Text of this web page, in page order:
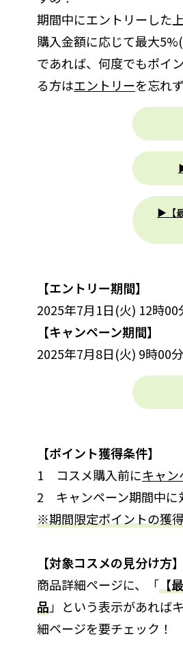
期間中にエントリーした
購入金額に応じて最大
であれば、何度でもポイ
る方はエントリーを忘れず
▶︎【
【エントリー期間】
2025年7月1日(火) 12時
【キャンペーン期間】
2025年7月8日(火) 9時00
【ポイント獲得条件】
1 コスメ購入前にキャン
2 キャンペーン期間中に
※期間限定ポイントの獲
【対象コスメの見分け方】
商品詳細ページに、「 【
品 」という表示があれば
細ページを要チェック！